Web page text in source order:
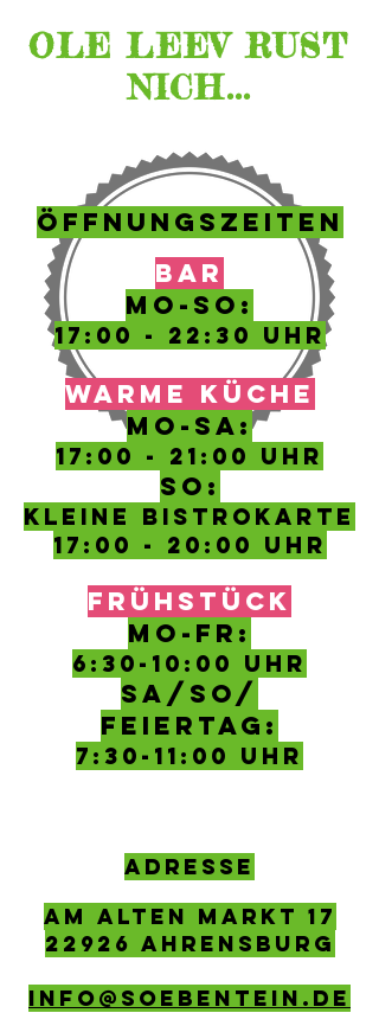
OLE LEEV RUST
NICH...
ÖFFNUNGSZEITEN
BAR
MO-SO:
17:00 - 22:30 UHR
WARME KÜCHE
MO-SA:
17:00 - 21:00 UHR
SO:
kleine Bistrokarte
17:00 - 20:00 Uhr
FRÜHSTÜCK
MO-FR:
6:30-10 :00 Uhr
SA/SO/
FEIERTAG:
7:30-11:00 UHR
ADRESSE
AM ALTEN MARKT 17
22926 AHRENSBURG
info@soebentein.de